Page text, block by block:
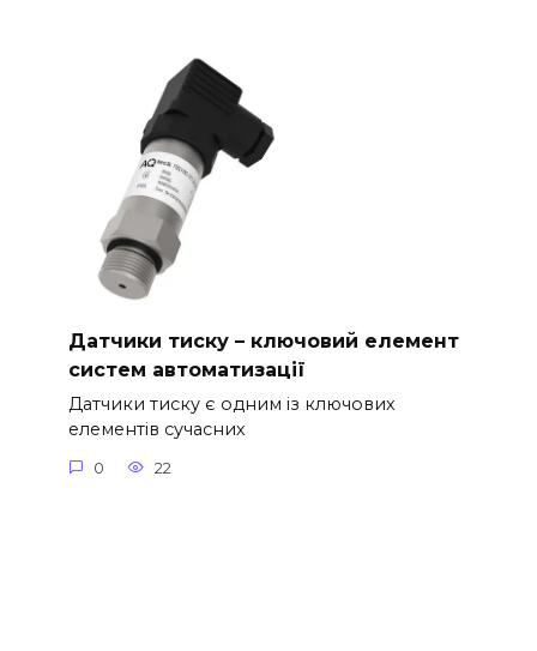
Датчики тиску – ключовий елемент
систем автоматизації
Датчики тиску є одним із ключових
елементів сучасних
0 22